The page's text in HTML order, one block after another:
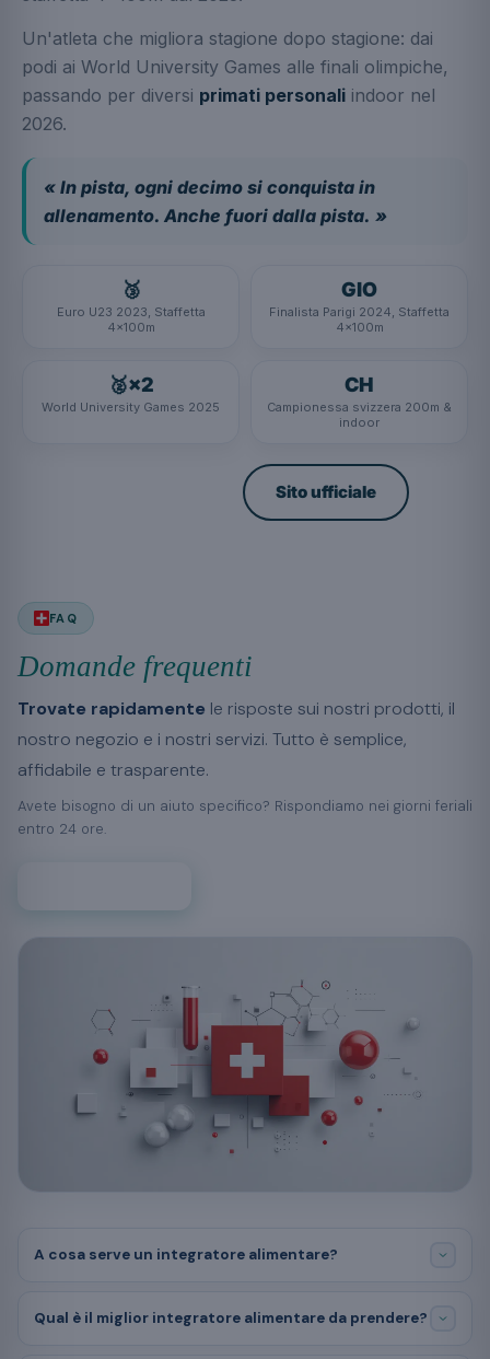
Un'atleta che migliora stagione dopo stagione: dai
podi ai World University Games alle finali olimpiche,
passando per diversi primati personali indoor nel
2026.
« In pista, ogni decimo si conquista in
allenamento. Anche fuori dalla pista. »
🥉
Euro U23 2023, Staffetta
4×100m
GIO
Finalista Parigi 2024, Staffetta
4×100m
🥈×2
World University Games 2025
CH
Campionessa svizzera 200m &
indoor
Sito ufficiale
FAQ
Domande frequenti
Trovate rapidamente le risposte sui nostri prodotti, il
nostro negozio e i nostri servizi. Tutto è semplice,
affidabile e trasparente.
Avete bisogno di un aiuto specifico? Rispondiamo nei giorni feriali
entro 24 ore.
A cosa serve un integratore alimentare?
Qual è il miglior integratore alimentare da prendere?